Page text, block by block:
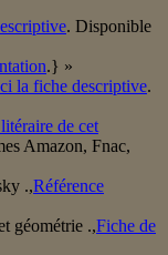
. Disponible
.} »
la fiche descriptive.
de cet
Amazon, Fnac,
.,Référence
géométrie .,Fiche de